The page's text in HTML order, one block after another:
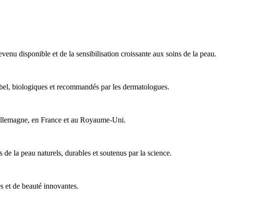
disponible et de la sensibilisation croissante aux soins de la peau.
biologiques et recommandés par les dermatologues.
en France et au Royaume-Uni.
la peau naturels, durables et soutenus par la science.
et de beauté innovantes.